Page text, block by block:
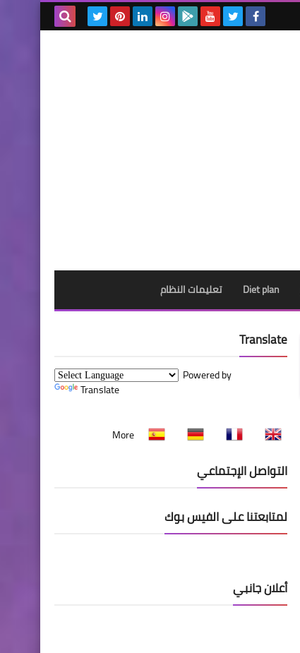
Diet plan تعليمات النظام
Translate
Powered by
Translate
More
التواصل الإجتماعي
لمتابعتنا على الفيس بوك
أعلان جانبي